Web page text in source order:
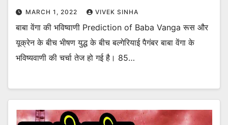
MARCH 1, 2022 VIVEK SINHA
बाबा वेंगा की भविष्वाणी Prediction of Baba Vanga रूस और
यूक्रेन के बीच भीषण युद्ध के बीच बल्गेरियाई पैगंबर बाबा वेंगा के
भविष्यवाणी की चर्चा तेज हो गई है। 85…